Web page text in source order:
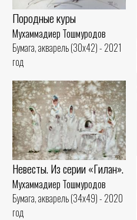
Породные куры
Мухаммадиер Тошмуродов
Бумага, акварель (30x42) - 2021
год
Невесты. Из серии «Гилан».
Мухаммадиер Тошмуродов
Бумага, акварель (34x49) - 2020
год